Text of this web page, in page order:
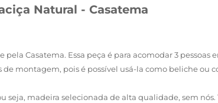
Natural - Casatema
Casatema. Essa peça é para acomodar 3 pessoas
montagem, pois é possível usá-la como beliche ou
seja, madeira selecionada de alta qualidade, sem